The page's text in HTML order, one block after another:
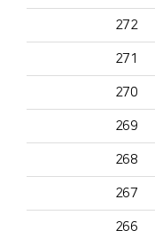
272
271
270
269
268
267
266